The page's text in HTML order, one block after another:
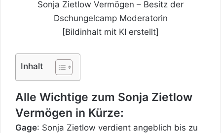
Sonja Zietlow Vermögen – Besitz der
Dschungelcamp Moderatorin
[Bildinhalt mit KI erstellt]
Inhalt
Alle Wichtige zum Sonja Zietlow
Vermögen in Kürze:
Gage: Sonja Zietlow verdient angeblich bis zu